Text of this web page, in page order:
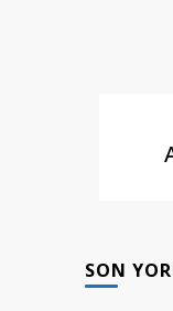
SON